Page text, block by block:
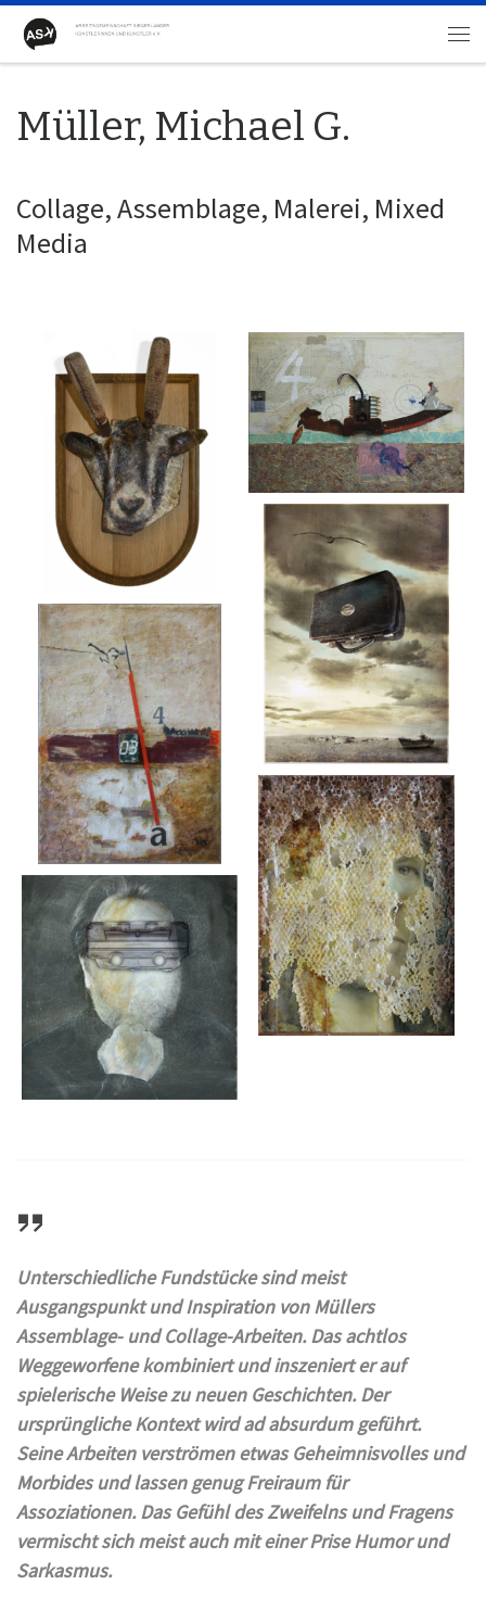
Zum Inhalt springen
Müller, Michael G.
Collage, Assemblage, Malerei, Mixed
Media
Unterschiedliche Fundstücke sind meist
Ausgangspunkt und Inspiration von Müllers
Assemblage- und Collage-Arbeiten. Das achtlos
Weggeworfene kombiniert und inszeniert er auf
spielerische Weise zu neuen Geschichten. Der
ursprüngliche Kontext wird ad absurdum geführt.
Seine Arbeiten verströmen etwas Geheimnisvolles und
Morbides und lassen genug Freiraum für
Assoziationen. Das Gefühl des Zweifelns und Fragens
vermischt sich meist auch mit einer Prise Humor und
Sarkasmus.